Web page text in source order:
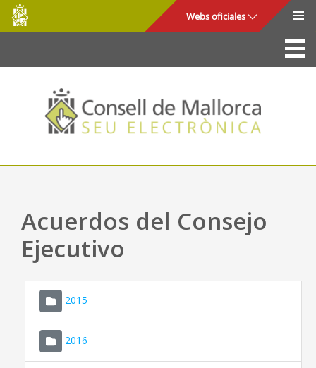
Saltar al contenido principal
Consell
de
Mallorca
Webs oficiales
La Sede
Consejo de Mallorca
Acceso y seguridad
Utilidades
Mapa web
Ayuda
Acuerdos del Consejo
Ejecutivo
2015
2016